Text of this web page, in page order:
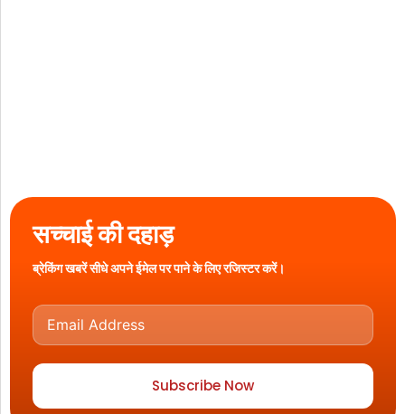
सच्चाई की दहाड़
ब्रेकिंग खबरें सीधे अपने ईमेल पर पाने के लिए रजिस्टर करें।
Subscribe Now